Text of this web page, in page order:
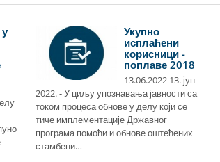
Укупно
исплаћени
корисници -
поплаве 2018
13.06.2022 13. јун
2022. - У циљу упознавања јавности са
током процеса обнове у делу који се
тиче имплементације Државног
програма помоћи и обнове оштећених
стамбени…